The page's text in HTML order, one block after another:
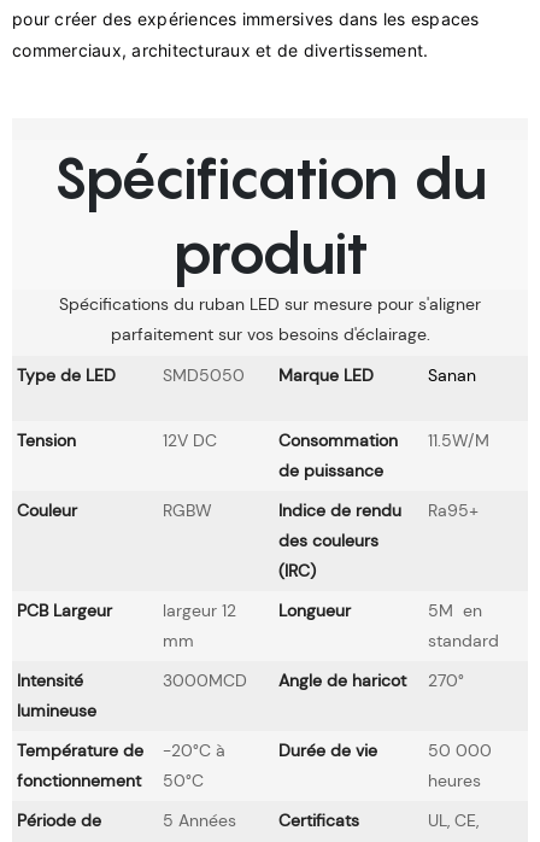
pour créer des expériences immersives dans les espaces
Spécification du
produit
Spécifications du ruban LED sur mesure pour s'aligner
parfaitement sur vos besoins d'éclairage.
Type de LED
SMD5050 Marque LED Sanan
Tension 12V DC
Consommation
de puissance
11.5W/M
Couleur RGBW
Indice de rendu
des couleurs
(IRC)
Ra95+
PCB Largeur
largeur 12
mm
Longueur
5M en
standard
Intensité
lumineuse
3000MCD Angle de haricot 270°
Température de
fonctionnement
-20°C à
50°C
Durée de vie
50 000
heures
Période de
5 Années Certificats
UL, CE,